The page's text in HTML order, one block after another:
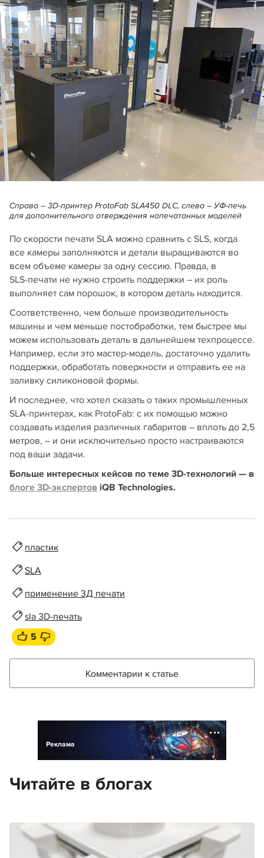
Справа – 3D‑принтер ProtoFab SLA450 DLC, слева – УФ‑печь
для дополнительного отверждения напечатанных моделей
По скорости печати SLA можно сравнить с SLS, когда
все камеры заполняются и детали выращиваются во
всем объеме камеры за одну сессию. Правда, в
SLS‑печати не нужно строить поддержки – их роль
выполняет сам порошок, в котором деталь находится.
Соответственно, чем больше производительность
машины и чем меньше постобработки, тем быстрее мы
можем использовать деталь в дальнейшем техпроцессе.
Например, если это мастер-модель, достаточно удалить
поддержки, обработать поверхности и отправить ее на
заливку силиконовой формы.
И последнее, что хотел сказать о таких промышленных
SLA‑принтерах, как ProtoFab: с их помощью можно
создавать изделия различных габаритов – вплоть до 2,5
метров, – и они исключительно просто настраиваются
под ваши задачи.
Больше интересных кейсов по теме 3D-технологий — в
блоге 3D-экспертов iQB Technologies.
пластик
SLA
применение 3Д печати
sla 3D-печать
5
Комментарии к статье
Реклама
Читайте в блогах